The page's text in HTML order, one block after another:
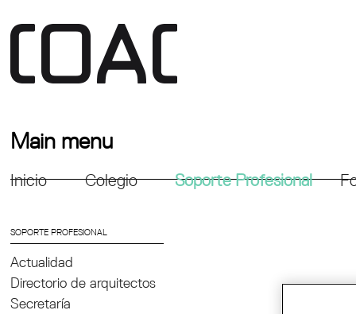
Main menu
Inicio Colegio Soporte Profesional
SOPORTE PROFESIONAL
Actualidad
Directorio de arquitectos
Secretaría